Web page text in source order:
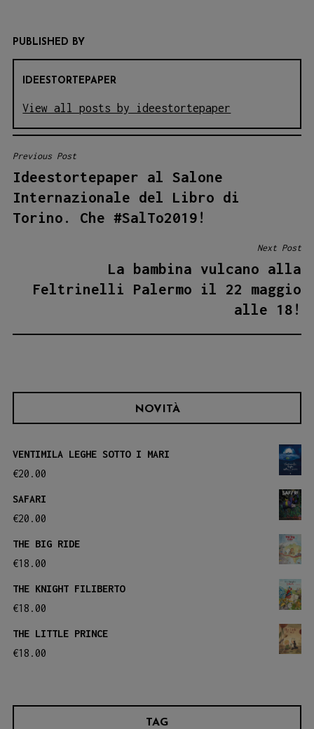
PUBLISHED BY
IDEESTORTEPAPER
View all posts by ideestortepaper
NAVIGAZIONE
ARTICOLI
Previous Post
Ideestortepaper al Salone
Internazionale del Libro di
Torino. Che #SalTo2019!
Next Post
La bambina vulcano alla
Feltrinelli Palermo il 22 maggio
alle 18!
NOVITÀ
VENTIMILA LEGHE SOTTO I MARI
€20.00
SAFARI
€20.00
THE BIG RIDE
€18.00
THE KNIGHT FILIBERTO
€18.00
THE LITTLE PRINCE
€18.00
TAG